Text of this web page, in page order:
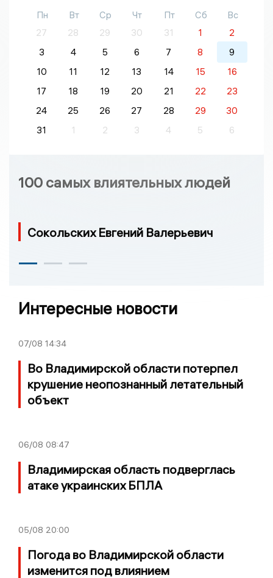
Пн Вт Ср Чт Пт Сб
Вс
27
28 29 30 31 1
2
3
4 5 6 7 8
9
10
11 12 13 14 15
16
17
18 19 20 21 22
23
24
25 26 27 28 29
30
31
1 2 3 4 5 6
100 самых влиятельных людей
Сокольских Евгений Валерьевич
Интересные новости
07/08 14:34
Во Владимирской области потерпел
крушение неопознанный летательный
объект
06/08 08:47
Владимирская область подверглась
атаке украинских БПЛА
05/08 20:00
Погода во Владимирской области
изменится под влиянием